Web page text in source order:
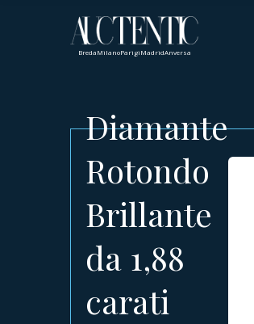
BredaMilanoParigiMadridAnversa
Diamante
Rotondo
Brillante
da 1,88
carati